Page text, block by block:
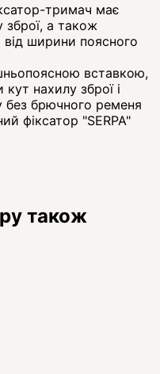
тримач має
зброї, а також
від ширини поясного
вставкою,
нахилу зброї і
без брючного ременя
фіксатор "SERPA"
також